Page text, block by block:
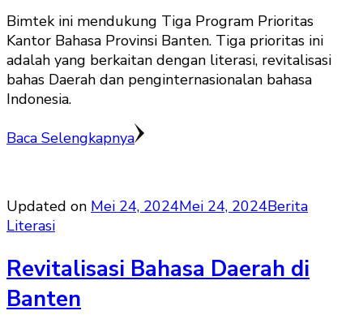
Bimtek ini mendukung Tiga Program Prioritas
Kantor Bahasa Provinsi Banten. Tiga prioritas ini
adalah yang berkaitan dengan literasi, revitalisasi
bahas Daerah dan penginternasionalan bahasa
Indonesia.
Baca Selengkapnya
Updated on Mei 24, 2024Mei 24, 2024Berita
Literasi
Revitalisasi Bahasa Daerah di
Banten